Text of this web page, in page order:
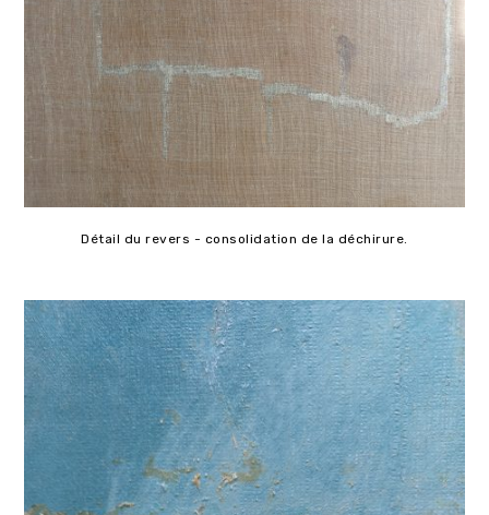
Détail du revers - consolidation de la déchirure.